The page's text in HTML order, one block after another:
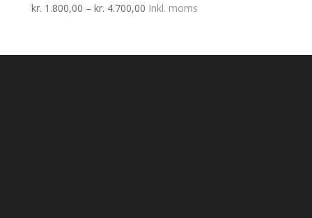
kr. 1.800,00 – kr. 4.700,00Prisinterval:
kr. 4.700,00
Inkl. moms